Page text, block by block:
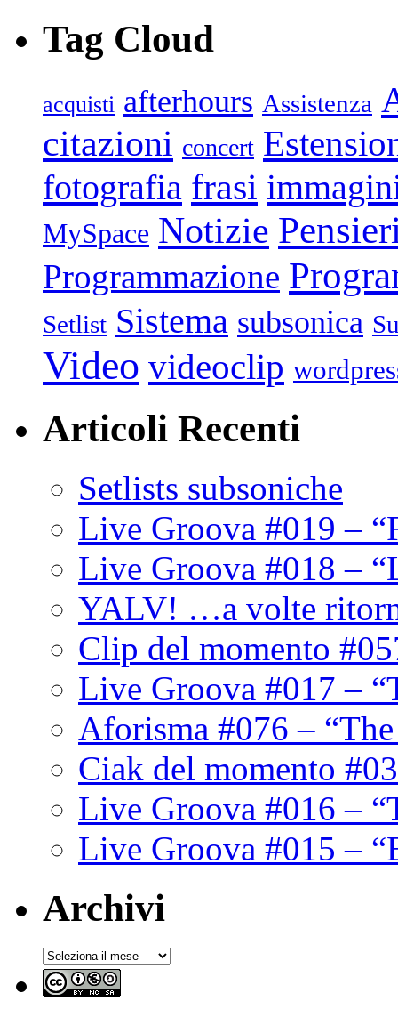
Tag Cloud
acquisti afterhours Assistenza
citazioni concert
fotografia frasi
MySpace Notizie
Programmazione
Setlist Sistema subsonica
Video videoclip
Articoli Recenti
Setlists subsoniche
Live Groova #019 –
Live Groova #018 –
YALV! …a volte
Clip del momento
Live Groova #017 –
Aforisma #076 –
Ciak del momento
Live Groova #016 –
Live Groova #015 –
Archivi
Archivi